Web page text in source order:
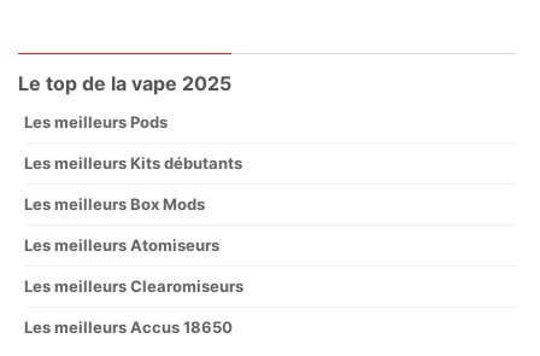
Le top de la vape 2025
Les meilleurs Pods
Les meilleurs Kits débutants
Les meilleurs Box Mods
Les meilleurs Atomiseurs
Les meilleurs Clearomiseurs
Les meilleurs Accus 18650